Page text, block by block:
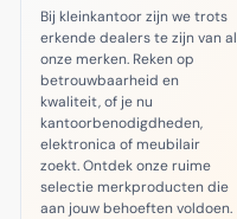
Bij kleinkantoor zijn we trots
erkende dealers te zijn van al
onze merken. Reken op
betrouwbaarheid en
kwaliteit, of je nu
kantoorbenodigdheden,
elektronica of meubilair
zoekt. Ontdek onze ruime
selectie merkproducten die
aan jouw behoeften voldoen.